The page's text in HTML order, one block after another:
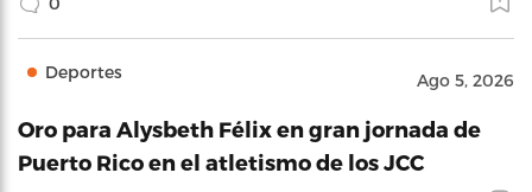
Deportes Ago 5, 2026
Oro para Alysbeth Félix en gran jornada de
Puerto Rico en el atletismo de los JCC